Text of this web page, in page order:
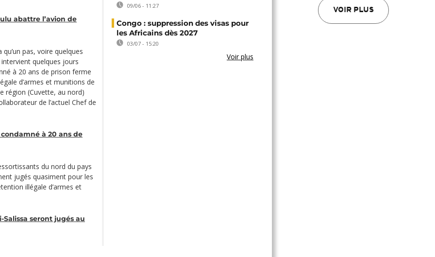
VOIR PLUS
abattre l’avion de
pas, voire quelques
quelques jours
à 20 ans de prison ferme
d’armes et munitions de
région (Cuvette, au nord)
de l’actuel Chef de
à 20 ans de
du nord du pays
jugés quasiment pour les
illégale d’armes et
seront jugés au
09/06 - 11:27
Congo : suppression des visas pour
les Africains dès 2027
03/07 - 15:20
Voir plus